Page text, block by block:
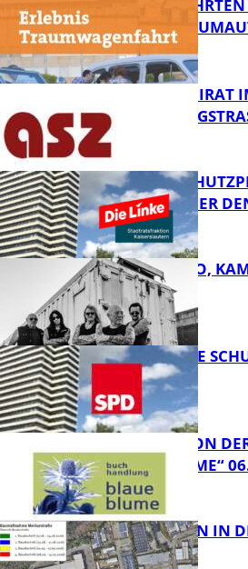
FB Kultur
FB News
ZWECK –
MELDEN!
FB News
SENIORENBEIRAT
IN DER
FB News
EIN
NOTWENDIGER
FB Kultur
ROSE TATTOO,
WIE SIEHT DIE
AUS?
LESETIPPS VON
„BLAUE BLUME“
BAUARBEITEN IN